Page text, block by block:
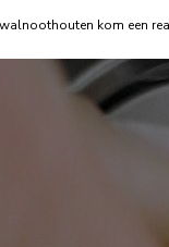
kom een